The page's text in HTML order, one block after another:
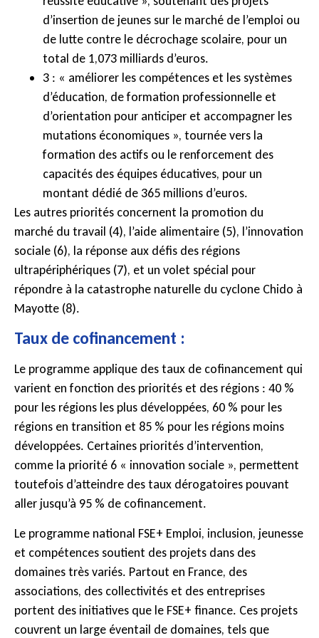
d’insertion de jeunes sur le marché de l’emploi ou
de lutte contre le décrochage scolaire, pour un
total de 1,073 milliards d’euros.
3 : « améliorer les compétences et les systèmes
d’éducation, de formation professionnelle et
d’orientation pour anticiper et accompagner les
mutations économiques », tournée vers la
formation des actifs ou le renforcement des
capacités des équipes éducatives, pour un
montant dédié de 365 millions d’euros.
Les autres priorités concernent la promotion du
marché du travail (4), l’aide alimentaire (5), l’innovation
sociale (6), la réponse aux défis des régions
ultrapériphériques (7), et un volet spécial pour
répondre à la catastrophe naturelle du cyclone Chido à
Mayotte (8).
Taux de cofinancement :
Le programme applique des taux de cofinancement qui
varient en fonction des priorités et des régions : 40 %
pour les régions les plus développées, 60 % pour les
régions en transition et 85 % pour les régions moins
développées. Certaines priorités d’intervention,
comme la priorité 6 « innovation sociale », permettent
toutefois d’atteindre des taux dérogatoires pouvant
aller jusqu’à 95 % de cofinancement.
Le programme national FSE+ Emploi, inclusion, jeunesse
et compétences soutient des projets dans des
domaines très variés. Partout en France, des
associations, des collectivités et des entreprises
portent des initiatives que le FSE+ finance. Ces projets
couvrent un large éventail de domaines, tels que